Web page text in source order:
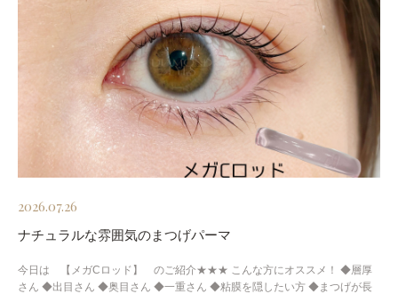
2026.07.26
ナチュラルな雰囲気のまつげパーマ
今日は 【メガCロッド】 のご紹介★★★ こんな方にオススメ！ ◆層厚
さん ◆出目さん ◆奥目さん ◆一重さん ◆粘膜を隠したい方 ◆まつげが長